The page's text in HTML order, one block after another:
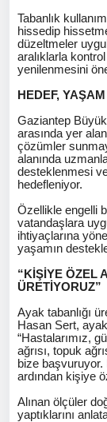
Tabanlık
hissedip
düzeltmeler
aralıklarla
yenilenmesini
HEDEF,
Gaziantep
arasında yer
çözümler
alanında
desteklenmesi
hedefleniyor.
Özellikle engelli
vatandaşlara
ihtiyaçlarına
yaşamın
“KİŞİYE ÖZEL
ÜRETİYORUZ”
Ayak tabanlığı
Hasan Sert,
“Hastalarımız,
ağrısı, topuk
bize başvuruyor.
ardından kişiye
Alınan ölçüler
yaptıklarını